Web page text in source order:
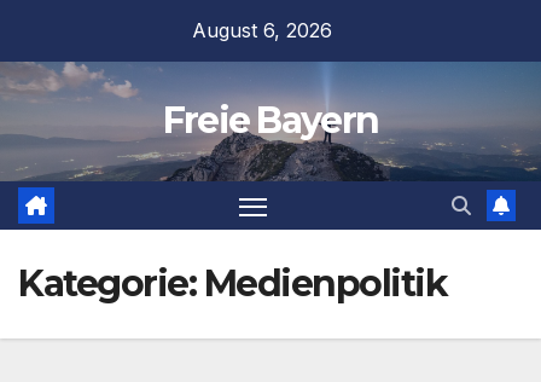
springen
August 6, 2026
Freie Bayern
Kategorie: Medienpolitik